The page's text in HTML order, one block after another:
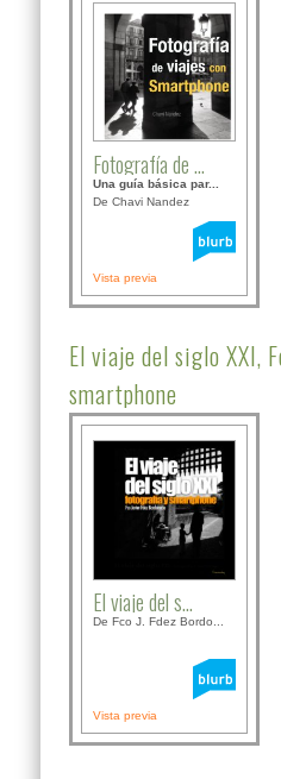
Fotografía de ...
Una guía básica par...
De Chavi Nandez
Vista previa
El viaje del siglo XXI,
smartphone
El viaje del s...
De Fco J. Fdez Bordo...
Vista previa